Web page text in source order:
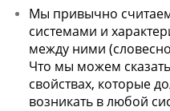
Мы привычно
системами и
между ними
Что мы можем
свойствах, которые
возникать в любой